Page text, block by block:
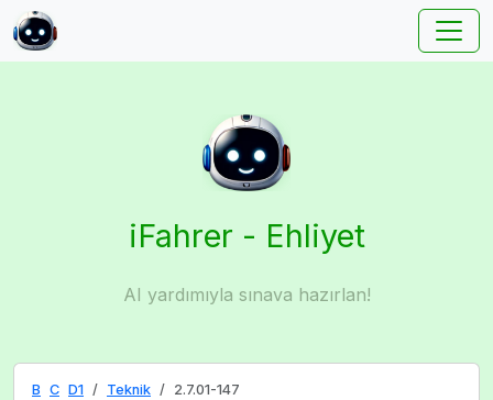
iFahrer - Ehliyet
AI yardımıyla sınava hazırlan!
B C D1 Teknik 2.7.01-147